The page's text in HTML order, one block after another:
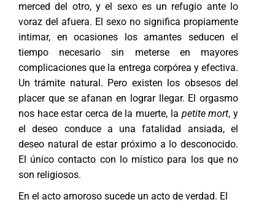
merced del otro, y el sexo es un refugio ante lo
voraz del afuera. El sexo no significa propiamente
intimar, en ocasiones los amantes seducen el
tiempo necesario sin meterse en mayores
complicaciones que la entrega corpórea y efectiva.
Un trámite natural. Pero existen los obsesos del
placer que se afanan en lograr llegar. El orgasmo
nos hace estar cerca de la muerte, la petite mort, y
el deseo conduce a una fatalidad ansiada, el
deseo natural de estar próximo a lo desconocido.
El único contacto con lo místico para los que no
son religiosos.
En el acto amoroso sucede un acto de verdad. El